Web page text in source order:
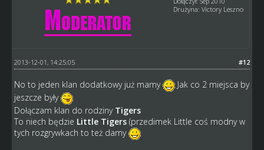
Drużyna: Victory Leszno
#12
2013-12-01, 14:25:05
No to jeden klan dodatkowy już mamy
Jak co 2 miejsca by
jeszcze były
Dołączam klan do rodziny Tigers
To niech będzie Little Tigers(przedimek Little coś modny w
tych rozgrywkach to też damy